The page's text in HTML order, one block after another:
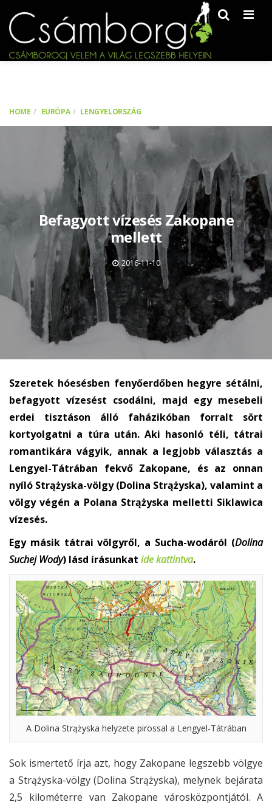
HOME EURÓPA LENGYELORSZÁG
Befagyott vízesés Zakopane
mellett
2016-11-10
Szeretek hóesésben fenyőerdőben hegyre sétálni,
befagyott vízesést csodálni, majd egy mesebeli
erdei tisztáson álló faházikóban forralt sört
kortyolgatni a túra után. Aki hasonló téli, tátrai
romantikára vágyik, annak a legjobb választás a
Lengyel-Tátrában fekvő Zakopane, és az onnan
nyíló Strążyska-völgy (Dolina Strążyska), valamint a
völgy végén a Polana Strążyska melletti Siklawica
vízesés.
Egy másik tátrai völgyről, a Sucha-wodáról (Dolina
Suchej Wody) lásd írásunkat ide kattintva.
A Dolina Strążyska helyzete pirossal a Lengyel-Tátrában
Sok ismertető írja azt, hogy Zakopane legszebb völgye
a Strążyska-völgy (Dolina Strążyska), melynek bejárata
2,5 kilométerre van Zakopane városközpontjától. A